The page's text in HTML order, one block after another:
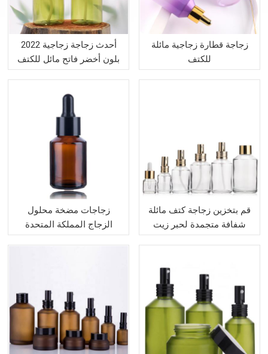
2022 أحدث زجاجة زجاجية
بلون أخضر فاتح مائل للكتف
زجاجة قطارة زجاجية مائلة
للكتف
زجاجات مضخة محلول
الزجاج المملكة المتحدة
لمستحضرات التجميل
قم بتخزين زجاجة كتف مائلة
شفافة متجمدة لحبر زيت
المصل